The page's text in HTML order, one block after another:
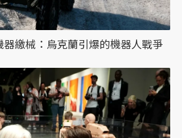
器繳械：烏克蘭引爆的機器人戰爭